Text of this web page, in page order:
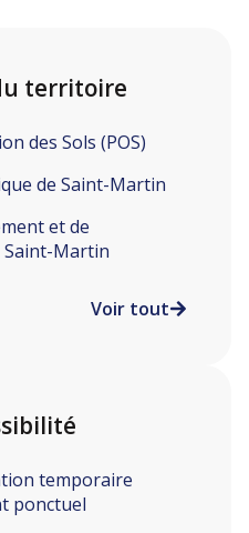
territoire
des Sols (POS)
de Saint-Martin
et de
Saint-Martin
Voir tout
temporaire
ponctuel